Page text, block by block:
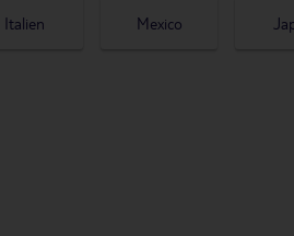
Italien Mexico